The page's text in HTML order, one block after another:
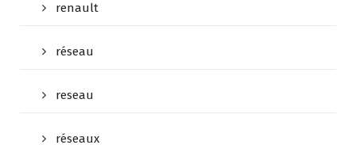
renault
réseau
reseau
réseaux